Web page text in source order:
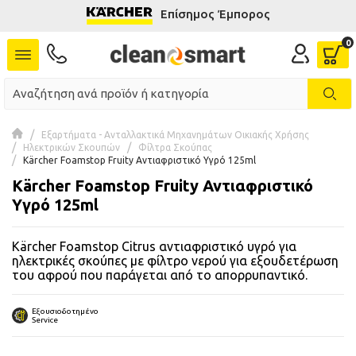
Επίσημος Έμπορος
Εξαρτήματα - Ανταλλακτικά Μηχανημάτων Οικιακής Χρήσης
Ηλεκτρικών Σκουπών
Φίλτρα Σκούπας
Kärcher Foamstop Fruity Αντιαφριστικό Υγρό 125ml
Kärcher Foamstop Fruity Αντιαφριστικό
Υγρό 125ml
Kärcher Foamstop Citrus αντιαφριστικό υγρό για
ηλεκτρικές σκούπες με φίλτρο νερού για εξουδετέρωση
του αφρού που παράγεται από το απορρυπαντικό.
Εξουσιοδοτημένο
Service